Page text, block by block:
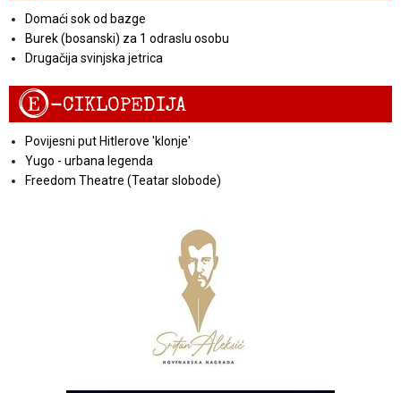
Domaći sok od bazge
Burek (bosanski) za 1 odraslu osobu
Drugačija svinjska jetrica
E-CIKLOPEDIJA
Povijesni put Hitlerove 'klonje'
Yugo - urbana legenda
Freedom Theatre (Teatar slobode)